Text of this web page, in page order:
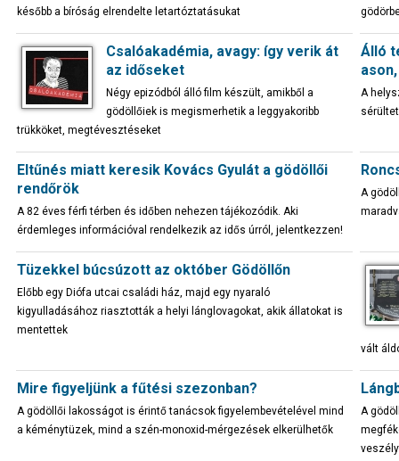
később a bíróság elrendelte letartóztatásukat
Csalóakadémia, avagy: így verik át
az időseket
Négy epizódból álló film készült, amikből a
gödöllőiek is megismerhetik a leggyakoribb
trükköket, megtévesztéseket
Álló
A
Eltűnés miatt keresik Kovács Gyulát a gödöllői
rendőrök
A 82 éves férfi térben és időben nehezen tájékozódik. Aki
érdemleges információval rendelkezik az idős úrról, jelentkezzen!
A
Tüzekkel búcsúzott az október Gödöllőn
Előbb egy Diófa utcai családi ház, majd egy nyaraló
kigyulladásához riasztották a helyi lánglovagokat, akik állatokat is
mentettek
vált
Mire figyeljünk a fűtési szezonban?
A gödöllői lakosságot is érintő tanácsok figyelembevételével mind
a kéménytüzek, mind a szén-monoxid-mérgezések elkerülhetők
A